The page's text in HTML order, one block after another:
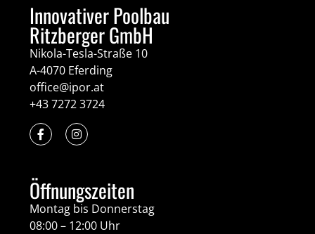
Innovativer Poolbau
Ritzberger GmbH
Nikola-Tesla-Straße 10
A-4070 Eferding
office@ipor.at
+43 7272 3724
Öffnungszeiten
Montag bis Donnerstag
08:00 – 12:00 Uhr